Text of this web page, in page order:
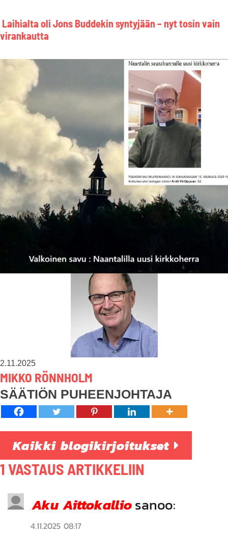
Laihialta oli Jons Buddekin syntyjään – nyt tosin vain
virankautta
2.11.2025
MIKKO RÖNNHOLM
SÄÄTIÖN PUHEENJOHTAJA
Kaikki blogikirjoitukset
1 VASTAUS ARTIKKELIIN
Aku Aittokalliosanoo:
4.11.2025 08:17